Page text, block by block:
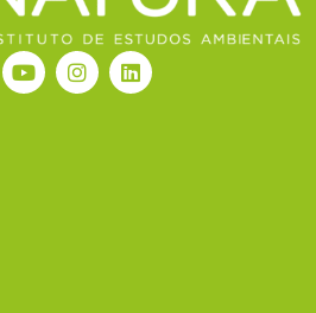
Y
o
I
n
L
i